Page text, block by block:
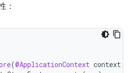
：
(@ApplicationContext context